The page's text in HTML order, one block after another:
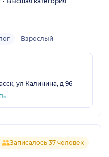
Взрослый
ул Калинина, д 96
Записалось 37 человек